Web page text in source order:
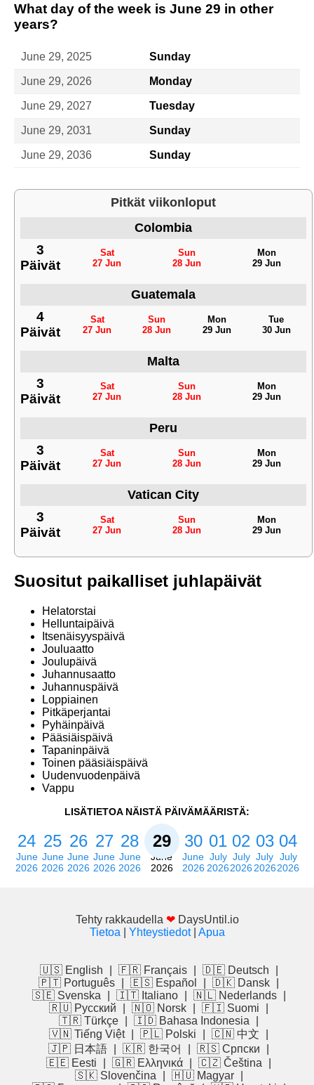
What day of the week is June 29 in other
years?
June 29, 2025 Sunday
June 29, 2026 Monday
June 29, 2027 Tuesday
June 29, 2031 Sunday
June 29, 2036 Sunday
Pitkät viikonloput
Colombia
3
Päivät
Sat
27 Jun
Sun
28 Jun
Mon
29 Jun
Guatemala
4
Päivät
Sat
27 Jun
Sun
28 Jun
Mon
29 Jun
Tue
30 Jun
Malta
3
Päivät
Sat
27 Jun
Sun
28 Jun
Mon
29 Jun
Peru
3
Päivät
Sat
27 Jun
Sun
28 Jun
Mon
29 Jun
Vatican City
3
Päivät
Sat
27 Jun
Sun
28 Jun
Mon
29 Jun
Suositut paikalliset juhlapäivät
Helatorstai
Helluntaipäivä
Itsenäisyyspäivä
Jouluaatto
Joulupäivä
Juhannusaatto
Juhannuspäivä
Loppiainen
Pitkäperjantai
Pyhäinpäivä
Pääsiäispäivä
Tapaninpäivä
Toinen pääsiäispäivä
Uudenvuodenpäivä
Vappu
LISÄTIETOA NÄISTÄ PÄIVÄMÄÄRISTÄ:
24
June
2026
25
June
2026
26
June
2026
27
June
2026
28
June
2026
29
June
2026
30
June
2026
01
July
2026
02
July
2026
03
July
2026
04
July
2026
Tehty rakkaudella ❤ DaysUntil.io
Tietoa
Yhteystiedot| Apua
🇺🇸 English 🇫🇷 Français 🇩🇪 Deutsch
🇵🇹 Português
🇪🇸 Español 🇩🇰 Dansk
🇸🇪 Svenska
🇮🇹 Italiano 🇳🇱 Nederlands
🇷🇺 Русский
🇳🇴 Norsk 🇫🇮 Suomi
🇹🇷 Türkçe
🇮🇩 Bahasa Indonesia
🇻🇳 Tiếng Việt
🇵🇱 Polski 🇨🇳 中文
🇯🇵 日本語
🇰🇷 한국어 🇷🇸 Српски
🇪🇪 Eesti
🇬🇷 Ελληνικά 🇨🇿 Čeština
🇸🇰 Slovenčina
🇭🇺 Magyar